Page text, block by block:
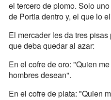
el tercero de plomo. Solo
de Portia dentro y, el que lo
El mercader les da tres
que deba quedar al azar:
En el cofre de oro: "Quien
hombres desean".
En el cofre de plata: "Quien